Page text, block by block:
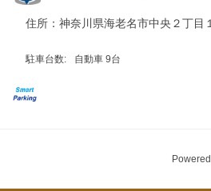
住所： 神奈川県海老名市中央２丁目
駐車台数: 自動車 9台